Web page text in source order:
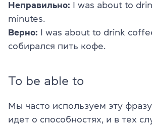
Неправильно: I was about to
minutes.
Верно: I was about to drink
собирался пить кофе.
To be able to
Мы часто используем эту
идет о способностях, и в тех